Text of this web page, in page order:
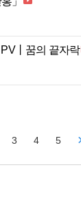
丨꿈의 끝자락
3 4 5